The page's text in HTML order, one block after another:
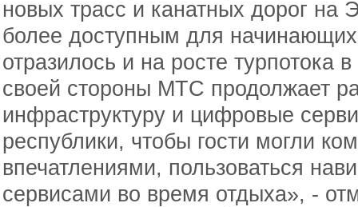
новых трасс и канатных дорог на
более доступным для
отразилось и на росте турпотока
своей стороны МТС продолжает
инфраструктуру и цифровые
республики, чтобы гости могли
впечатлениями, пользоваться
сервисами во время отдыха», -